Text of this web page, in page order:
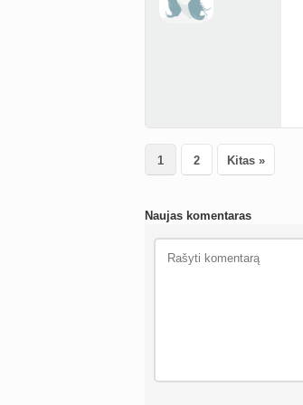
1 2 Kitas »
Naujas komentaras